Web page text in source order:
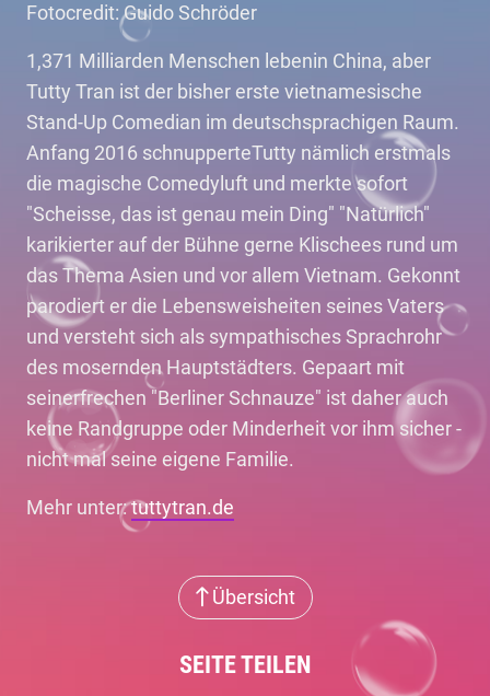
Fotocredit: Guido Schröder
1,371 Milliarden Menschen lebenin China, aber
Tutty Tran ist der bisher erste vietnamesische
Stand-Up Comedian im deutschsprachigen Raum.
Anfang 2016 schnupperteTutty nämlich erstmals
die magische Comedyluft und merkte sofort
"Scheisse, das ist genau mein Ding" "Natürlich"
karikierter auf der Bühne gerne Klischees rund um
das Thema Asien und vor allem Vietnam. Gekonnt
parodiert er die Lebensweisheiten seines Vaters
und versteht sich als sympathisches Sprachrohr
des mosernden Hauptstädters. Gepaart mit
seinerfrechen "Berliner Schnauze" ist daher auch
keine Randgruppe oder Minderheit vor ihm sicher -
nicht mal seine eigene Familie.
Mehr unter:tuttytran.de
Übersicht
SEITE TEILEN